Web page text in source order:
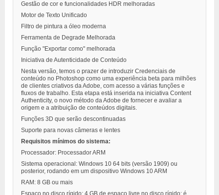
Gestão de cor e funcionalidades HDR melhoradas
Motor de Texto Unificado
Filtro de pintura a óleo moderna
Ferramenta de Degrade Melhorada
Função "Exportar como" melhorada
Iniciativa de Autenticidade de Conteúdo
Nesta versão, temos o prazer de introduzir Credenciais de
conteúdo no Photoshop como uma experiência beta para milhões
de clientes criativos da Adobe, com acesso a várias funções e
fluxos de trabalho. Esta etapa está inserida na iniciativa Content
Authenticity, o novo método da Adobe de fornecer e avaliar a
origem e a atribuição de conteúdos digitais.
Funções 3D que serão descontinuadas
Suporte para novas câmeras e lentes
Requisitos mínimos do sistema:
Processador: Processador ARM
Sistema operacional: Windows 10 64 bits (versão 1909) ou
posterior, rodando em um dispositivo Windows 10 ARM
RAM: 8 GB ou mais
Espaço no disco rígido: 4 GB de espaço livre no disco rígido; é